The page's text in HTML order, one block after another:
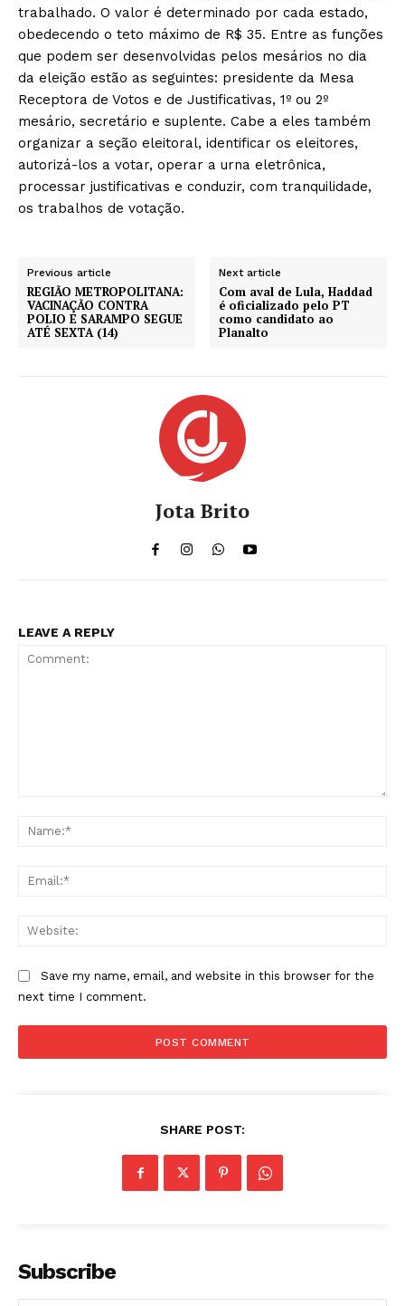
trabalhado. O valor é determinado por cada estado,
obedecendo o teto máximo de R$ 35. Entre as funções
que podem ser desenvolvidas pelos mesários no dia
da eleição estão as seguintes: presidente da Mesa
Receptora de Votos e de Justificativas, 1º ou 2º
mesário, secretário e suplente. Cabe a eles também
organizar a seção eleitoral, identificar os eleitores,
autorizá-los a votar, operar a urna eletrônica,
processar justificativas e conduzir, com tranquilidade,
os trabalhos de votação.
Previous article
REGIÃO METROPOLITANA:
VACINAÇÃO CONTRA
POLIO E SARAMPO SEGUE
ATÉ SEXTA (14)
Next article
Com aval de Lula, Haddad
é oficializado pelo PT
como candidato ao
Planalto
Jota Brito
LEAVE A REPLY
Save my name, email, and website in this browser for the
next time I comment.
SHARE POST:
Subscribe